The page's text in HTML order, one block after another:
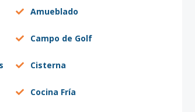
Amueblado
Campo de Golf
Cisterna
Cocina Fría